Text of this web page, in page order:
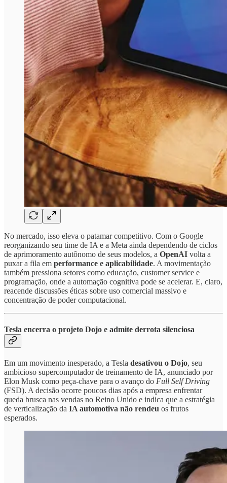
No mercado, isso eleva o patamar competitivo. Com o Google
reorganizando seu time de IA e a Meta ainda dependendo de ciclos
de aprimoramento autônomo de seus modelos, a OpenAI volta a
puxar a fila em performance e aplicabilidade. A movimentação
também pressiona setores como educação, customer service e
programação, onde a automação cognitiva pode se acelerar. E, claro,
reacende discussões éticas sobre uso comercial massivo e
concentração de poder computacional.
Tesla encerra o projeto Dojo e admite derrota silenciosa
Em um movimento inesperado, a Tesla desativou o Dojo, seu
ambicioso supercomputador de treinamento de IA, anunciado por
Elon Musk como peça-chave para o avanço do Full Self Driving
(FSD). A decisão ocorre poucos dias após a empresa enfrentar
queda brusca nas vendas no Reino Unido e indica que a estratégia
de verticalização da IA automotiva não rendeu os frutos
esperados.